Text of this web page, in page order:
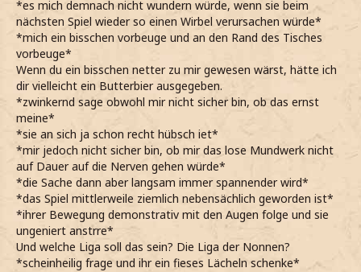
*es mich demnach nicht wundern würde, wenn sie beim
nächsten Spiel wieder so einen Wirbel verursachen würde*
*mich ein bisschen vorbeuge und an den Rand des Tisches
vorbeuge*
Wenn du ein bisschen netter zu mir gewesen wärst, hätte ich
dir vielleicht ein Butterbier ausgegeben.
*zwinkernd sage obwohl mir nicht sicher bin, ob das ernst
meine*
*sie an sich ja schon recht hübsch iet*
*mir jedoch nicht sicher bin, ob mir das lose Mundwerk nicht
auf Dauer auf die Nerven gehen würde*
*die Sache dann aber langsam immer spannender wird*
*das Spiel mittlerweile ziemlich nebensächlich geworden ist*
*ihrer Bewegung demonstrativ mit den Augen folge und sie
ungeniert anstrre*
Und welche Liga soll das sein? Die Liga der Nonnen?
*scheinheilig frage und ihr ein fieses Lächeln schenke*